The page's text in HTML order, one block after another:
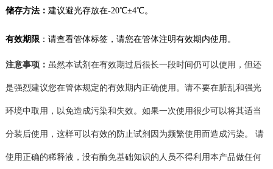
储存方法： 建议避光存放在-20℃±4℃。
有效期限 ： 请查看管体标签， 请您在管体注明有效期内使用。
注意事项： 虽然本试剂在有效期过后很长一段时间仍可以使用，但还
是强烈建议您在管体规定的有效期内正确使用。请不要在脏乱和强光
环境中取用，以免造成污染和失效。如果一次使用很少可以将其适当
分装后使用，这样可以有效的防止试剂 因为频繁使用而造成污染。 请
使用正确的稀释液，没有酶免基础知识的人员不得利用本产品做任何